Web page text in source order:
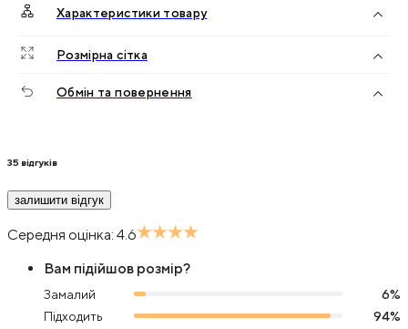
Характеристики товару
Розмірна сітка
Обмін та повернення
35 відгуків
залишити відгук
Середня оцінка: 4.6
Вам підійшов розмір?
Замалий 6%
Підходить
94%